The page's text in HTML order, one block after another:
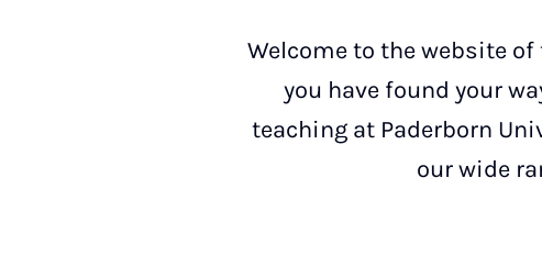
Welcome to the website
you have found your
teaching at Paderborn
our wide